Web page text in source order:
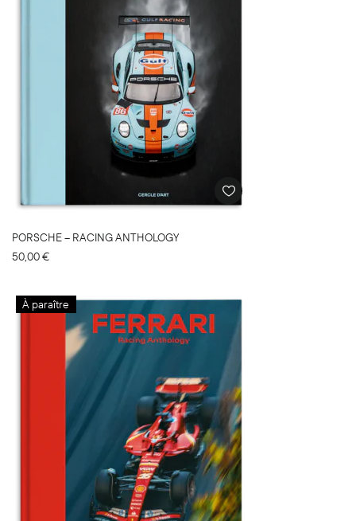
PORSCHE – RACING ANTHOLOGY
50,00€
À paraître